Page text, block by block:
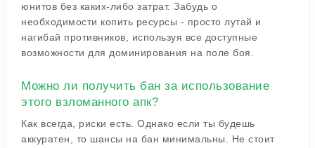
юнитов без каких-либо затрат. Забудь о
необходимости копить ресурсы - просто лутай и
нагибай противников, используя все доступные
возможности для доминирования на поле боя.
Можно ли получить бан за использование
этого взломанного апк?
Как всегда, риски есть. Однако если ты будешь
аккуратен, то шансы на бан минимальны. Не стоит